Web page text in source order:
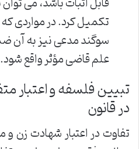
تکمیل کرد. در مواردی
سوگند مدعی نیز به
علم قاضی مؤثر واقع شود.
تبیین فلسفه و اعتبار
در قانون
تفاوت در اعتبار شهادت زن و